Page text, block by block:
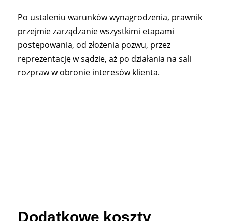
Po ustaleniu warunków wynagrodzenia, prawnik
przejmie zarządzanie wszystkimi etapami
postępowania, od złożenia pozwu, przez
reprezentację w sądzie, aż po działania na sali
rozpraw w obronie interesów klienta.
Dodatkowe koszty